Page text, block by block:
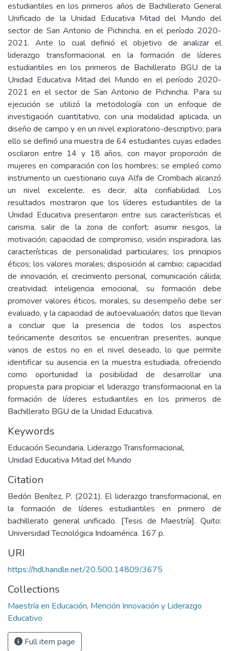
estudiantiles en los primeros años de Bachillerato General
Unificado de la Unidad Educativa Mitad del Mundo del
sector de San Antonio de Pichincha, en el período 2020-
2021. Ante lo cual definió el objetivo de analizar el
liderazgo transformacional en la formación de líderes
estudiantiles en los primeros de Bachillerato BGU de la
Unidad Educativa Mitad del Mundo en el período 2020-
2021 en el sector de San Antonio de Pichincha. Para su
ejecución se utilizó la metodología con un enfoque de
investigación cuantitativo, con una modalidad aplicada, un
diseño de campo y en un nivel exploratorio-descriptivo; para
ello se definió una muestra de 64 estudiantes cuyas edades
oscilaron entre 14 y 18 años, con mayor proporción de
mujeres en comparación con los hombres; se empleó como
instrumento un cuestionario cuya Alfa de Crombach alcanzó
un nivel excelente, es decir, alta confiabilidad. Los
resultados mostraron que los líderes estudiantiles de la
Unidad Educativa presentaron entre sus características el
carisma, salir de la zona de confort; asumir riesgos, la
motivación; capacidad de compromiso, visión inspiradora, las
características de personalidad particulares; los principios
éticos; los valores morales; disposición al cambio; capacidad
de innovación, el crecimiento personal, comunicación cálida;
creatividad; inteligencia emocional, su formación debe
promover valores éticos, morales, su desempeño debe ser
evaluado, y la capacidad de autoevaluación; datos que llevan
a concluir que la presencia de todos los aspectos
teóricamente descritos se encuentran presentes, aunque
varios de estos no en el nivel deseado, lo que permite
identificar su ausencia en la muestra estudiada, ofreciendo
como oportunidad la posibilidad de desarrollar una
propuesta para propiciar el liderazgo transformacional en la
formación de líderes estudiantiles en los primeros de
Bachillerato BGU de la Unidad Educativa.
Keywords
Educación Secundaria, Liderazgo Transformacional,
Unidad Educativa Mitad del Mundo
Citation
Bedón Benítez, P. (2021). El liderazgo transformacional, en
la formación de líderes estudiantiles en primero de
bachillerato general unificado. [Tesis de Maestría]. Quito:
Universidad Tecnológica Indoamérica. 167 p.
URI
https://hdl.handle.net/20.500.14809/3675
Collections
Maestría en Educación, Mención Innovación y Liderazgo
Educativo
Full item page